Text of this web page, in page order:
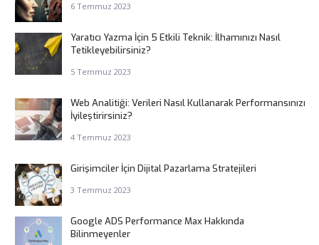
6 Temmuz 2023
Yaratıcı Yazma İçin 5 Etkili Teknik: İlhamınızı Nasıl
Tetikleyebilirsiniz?
5 Temmuz 2023
Web Analitiği: Verileri Nasıl Kullanarak Performansınızı
İyileştirirsiniz?
4 Temmuz 2023
Girişimciler İçin Dijital Pazarlama Stratejileri
3 Temmuz 2023
Google ADS Performance Max Hakkında
Bilinmeyenler